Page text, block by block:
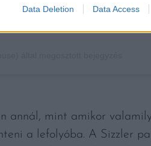
Data Deletion Data Access
annál, mint amikor
a lefolyóba. A Sizzler